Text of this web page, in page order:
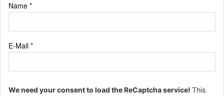
Name *
E-Mail *
We need your consent to load the ReCaptcha service! This